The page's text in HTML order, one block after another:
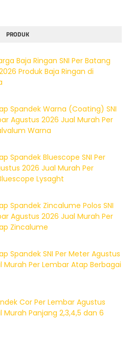
PRODUK
Baja Ringan SNI Per Batang
Produk Baja Ringan di
Spandek Warna (Coating) SNI
Agustus 2026 Jual Murah Per
Warna
Spandek Bluescope SNI Per
2026 Jual Murah Per
Lysaght
Spandek Zincalume Polos SNI
Agustus 2026 Jual Murah Per
Zincalume
Spandek SNI Per Meter Agustus
Murah Per Lembar Atap Berbagai
Cor Per Lembar Agustus
Murah Panjang 2,3,4,5 dan 6